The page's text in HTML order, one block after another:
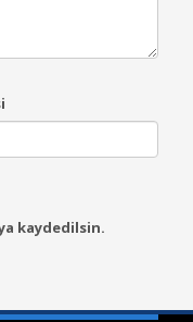
kaydedilsin.